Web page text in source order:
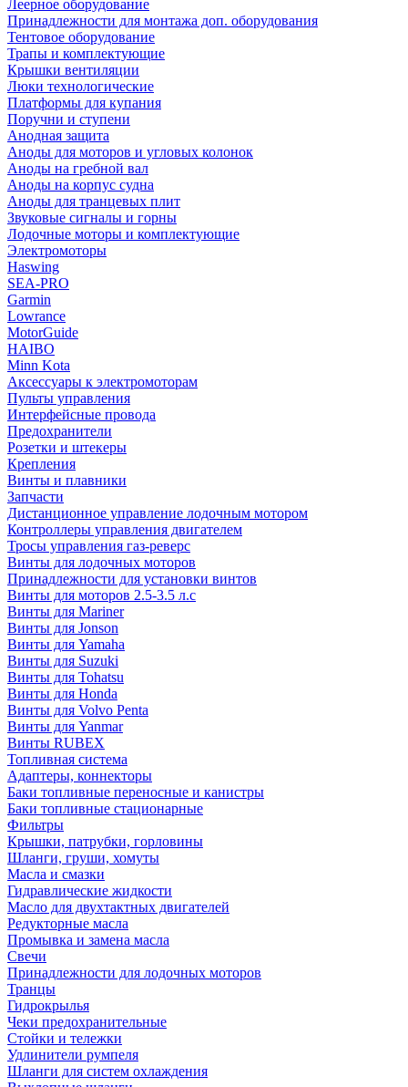
Леерное оборудование
Принадлежности для монтажа доп. оборудования
Тентовое оборудование
Трапы и комплектующие
Крышки вентиляции
Люки технологические
Платформы для купания
Поручни и ступени
Анодная защита
Аноды для моторов и угловых колонок
Аноды на гребной вал
Аноды на корпус судна
Аноды для транцевых плит
Звуковые сигналы и горны
Лодочные моторы и комплектующие
Электромоторы
Haswing
SEA-PRO
Garmin
Lowrance
MotorGuide
HAIBO
Minn Kota
Аксессуары к электромоторам
Пульты управления
Интерфейсные провода
Предохранители
Розетки и штекеры
Крепления
Винты и плавники
Запчасти
Дистанционное управление лодочным мотором
Контроллеры управления двигателем
Тросы управления газ-реверс
Винты для лодочных моторов
Принадлежности для установки винтов
Винты для моторов 2.5-3.5 л.с
Винты для Mariner
Винты для Jonson
Винты для Yamaha
Винты для Suzuki
Винты для Tohatsu
Винты для Honda
Винты для Volvo Penta
Винты для Yanmar
Винты RUBEX
Топливная система
Адаптеры, коннекторы
Баки топливные переносные и канистры
Баки топливные стационарные
Фильтры
Крышки, патрубки, горловины
Шланги, груши, хомуты
Масла и смазки
Гидравлические жидкости
Масло для двухтактных двигателей
Редукторные масла
Промывка и замена масла
Свечи
Принадлежности для лодочных моторов
Транцы
Гидрокрылья
Чеки предохранительные
Стойки и тележки
Удлинители румпеля
Шланги для систем охлаждения